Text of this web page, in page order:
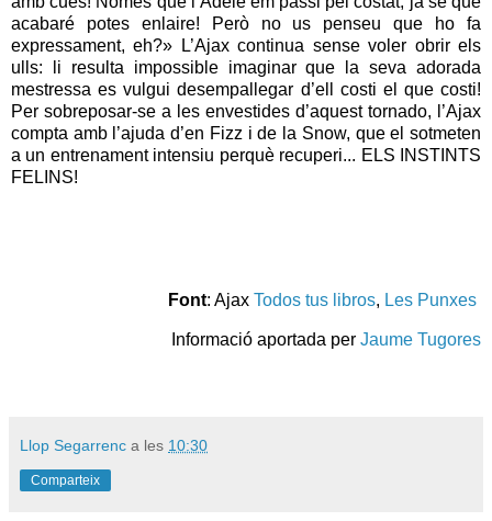
acabaré potes enlaire! Però no us penseu que ho fa
expressament, eh?» L’Ajax continua sense voler obrir els
ulls: li resulta impossible imaginar que la seva adorada
mestressa es vulgui desempallegar d’ell costi el que costi!
Per sobreposar-se a les envestides d’aquest tornado, l’Ajax
compta amb l’ajuda d’en Fizz i de la Snow, que el sotmeten
a un entrenament intensiu perquè recuperi... ELS INSTINTS
FELINS!
Font: Ajax Todos tus libros, Les Punxes
Informació aportada per Jaume Tugores
Llop Segarrenc a les 10:30
Comparteix